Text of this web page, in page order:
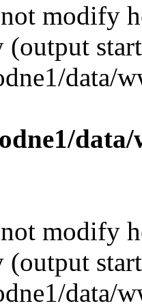
modify
(output
data/
modify
(output
data/